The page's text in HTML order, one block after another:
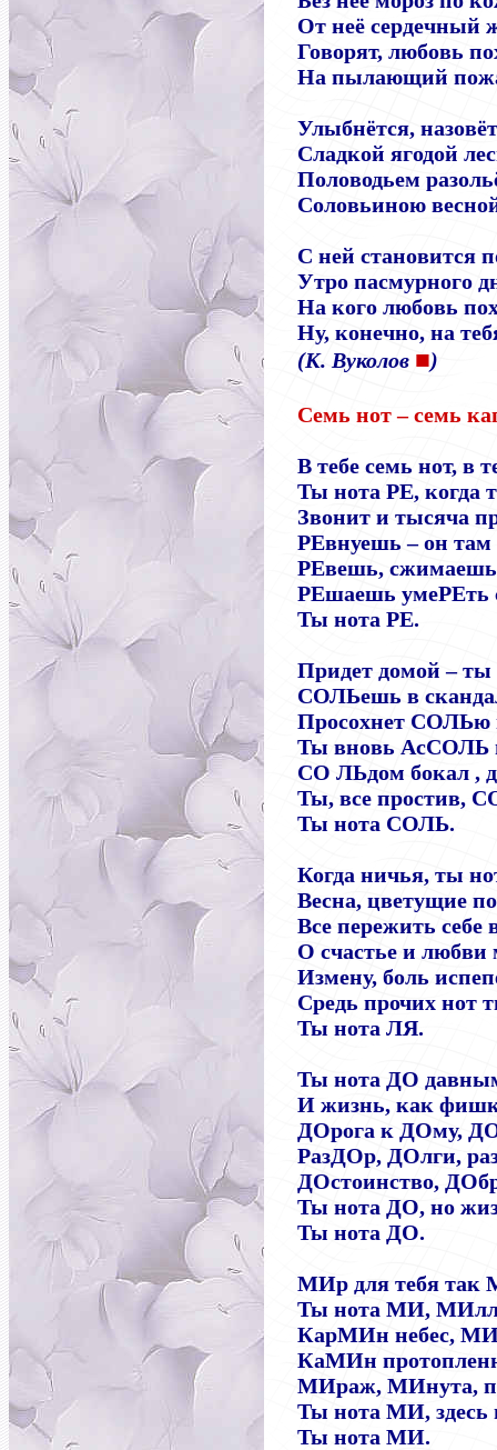
От неё сердечный
Говорят, любовь
На пылающий
Улыбнётся,
Сладкой ягодой
Половодьем
Соловьиною
С ней становится
Утро пасмурного
На кого любовь
Ну, конечно, на
(К. Вуколов ■)
Семь нот–семь
В тебе семь нот, в
Ты нота РЕ, когда
Звонит и тысяча
РЕвнуешь – он там
РЕвешь,
РЕшаешь умеРЕть
Ты нота РЕ.
Придет домой –
СОЛЬешь в
Просохнет СОЛЬю
Ты вновь АсСОЛЬ
СО ЛЬдом бокал ,
Ты, все простив,
Ты нота СОЛЬ.
Когда ничья, ты
Весна, цветущие
Все пережить себе
О счастье и
Измену, боль
Средь прочих нот
Ты нота ЛЯ.
Ты нота ДО
И жизнь, как
ДОрога к ДОму,
РазДОр, ДОлги,
ДОстоинство,
Ты нота ДО, но
Ты нота ДО.
МИр для тебя так
Ты нота МИ,
КарМИн небес,
КаМИн
МИраж, МИнута,
Ты нота МИ, здесь
Ты нота МИ.